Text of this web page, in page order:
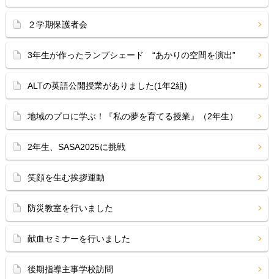
２学期保護者会
3年生が作ったランプシェード “あかりの空間を演出”
ALTの英語公開授業がありました(1年2組)
地域のプロに学ぶ！『私の夢を育てる授業』（2年生）
2年生、SASA2025に挑戦
笑顔を生む挨拶運動
防災教室を行いました
献血セミナーを行いました
後期指導主事学校訪問